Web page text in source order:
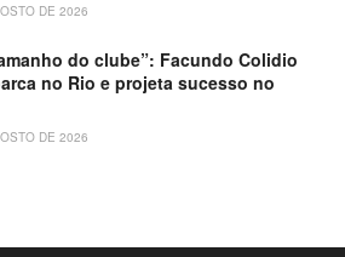
DE 2026
do clube”: Facundo Colidio
no Rio e projeta sucesso no
DE 2026